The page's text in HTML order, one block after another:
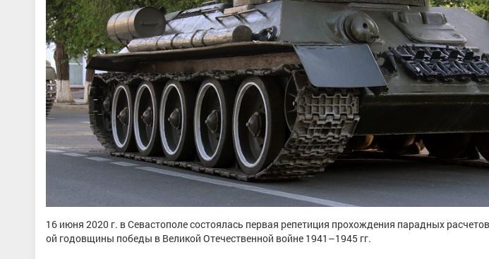
16 июня 2020 г. в Севастополе состоялась первая репетиция прохождения парадных
ой годовщины победы в Великой Отечественной войне 1941–1945 гг.